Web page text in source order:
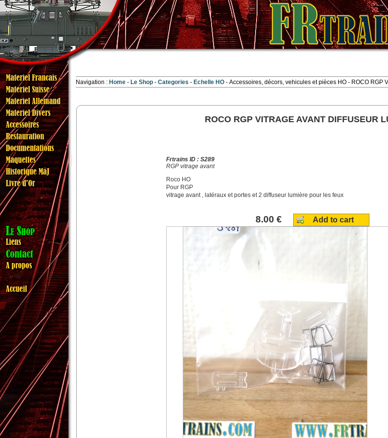
Navigation : Home Le Shop Categories Echelle HO Accessoires, décors, vehicules et pièces HO - ROCO RGP
ROCO RGP VITRAGE AVANT DIFFUSEUR
Frtrains ID : S289
RGP vitrage avant
Roco HO
Pour RGP
vitrage avant , latéraux et portes et 2 diffuseur lumière pour les feux
8.00 € Add to cart